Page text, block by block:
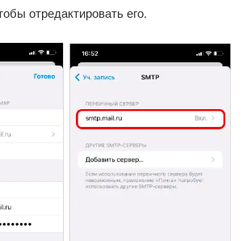
отредактировать его.